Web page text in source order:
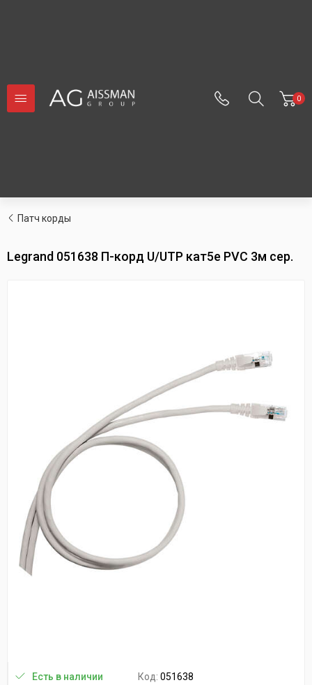
0
Патч корды
Legrand 051638 П-корд U/UTP кат5е PVC 3м сер.
Есть в наличии Код: 051638